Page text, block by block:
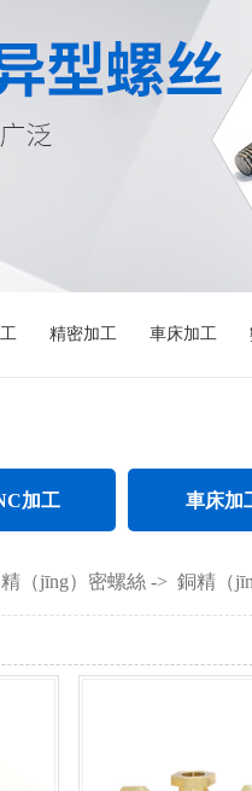
精密加工 車床加工
加工
長軸加工
件CNC加工
加工（gōng）
車床加
螺母車床
螺（luó）柱
銅（tóng）件車
精（jīng）密螺絲 -> 銅精（